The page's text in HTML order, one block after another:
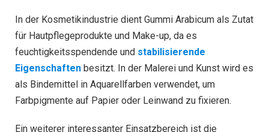
In der Kosmetikindustrie dient Gummi Arabicum als Zutat
für Hautpflegeprodukte und Make-up, da es
feuchtigkeitsspendende und stabilisierende
Eigenschaften besitzt. In der Malerei und Kunst wird es
als Bindemittel in Aquarellfarben verwendet, um
Farbpigmente auf Papier oder Leinwand zu fixieren.
Ein weiterer interessanter Einsatzbereich ist die